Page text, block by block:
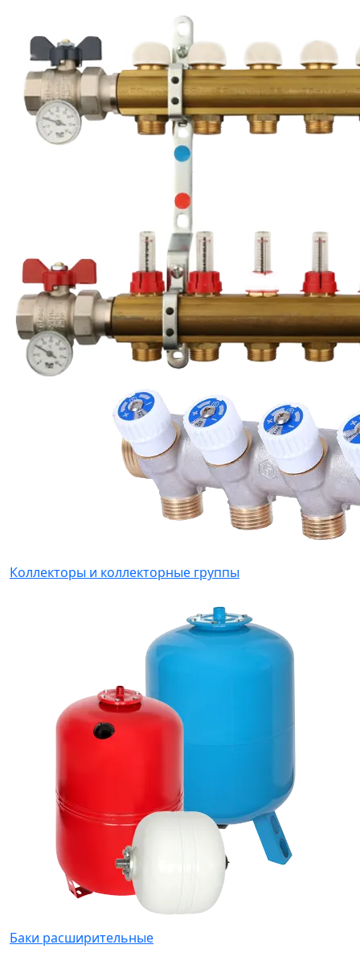
Коллекторы и коллекторные группы
Баки расширительные